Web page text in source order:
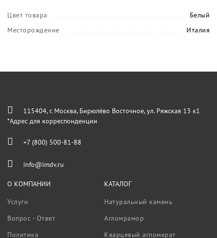
Цвет товара
Белый
Месторождение
Италия
115404, г. Москва, Бирюлёво Восточное, ул. Ряжская 13 к1
*Адрес для корреспонденции
+7 (800) 500-81-88
info@imdv.ru
О КОМПАНИИ
Услуги
Вопрос - Ответ
Политика
КАТАЛОГ
Натуральный камень
Агломрамор
Кварцевый агломерат